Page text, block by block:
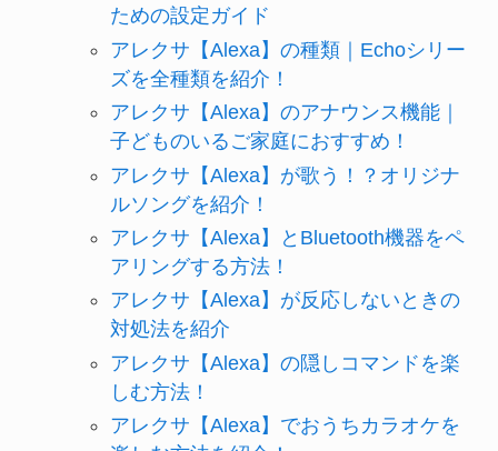
ための設定ガイド
アレクサ【Alexa】の種類｜Echoシリー
ズを全種類を紹介！
アレクサ【Alexa】のアナウンス機能｜
子どものいるご家庭におすすめ！
アレクサ【Alexa】が歌う！？オリジナ
ルソングを紹介！
アレクサ【Alexa】とBluetooth機器をペ
アリングする方法！
アレクサ【Alexa】が反応しないときの
対処法を紹介
アレクサ【Alexa】の隠しコマンドを楽
しむ方法！
アレクサ【Alexa】でおうちカラオケを